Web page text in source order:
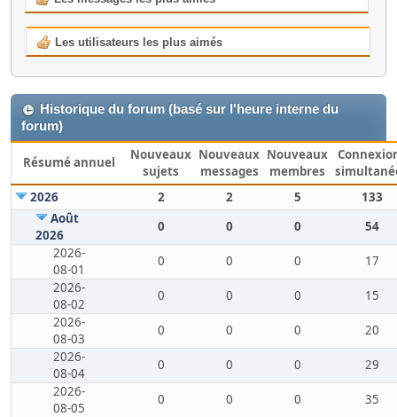
Les utilisateurs les plus aimés
Historique du forum (basé sur l'heure interne du
forum)
Résumé annuel
Nouveaux
sujets
Nouveaux
messages
Nouveaux
membres
2026
2 2 5
133
Août
2026
0 0 0
54
2026-
08-01
0 0 0
17
2026-
08-02
0 0 0
15
2026-
08-03
0 0 0
20
2026-
08-04
0 0 0
29
2026-
08-05
0 0 0
35